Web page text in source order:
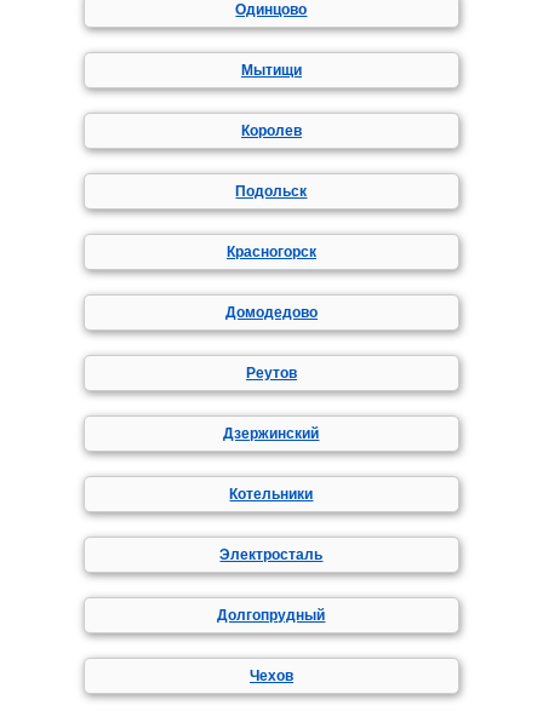
Одинцово
Мытищи
Королев
Подольск
Красногорск
Домодедово
Реутов
Дзержинский
Котельники
Электросталь
Долгопрудный
Чехов